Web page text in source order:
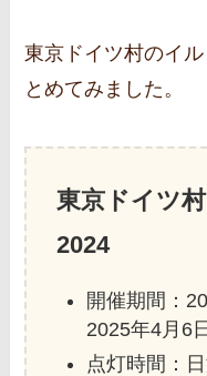
東京ドイツ村のイ
とめてみました。
東京ドイツ
2024
開催期間：
2025年4月6
点灯時間：